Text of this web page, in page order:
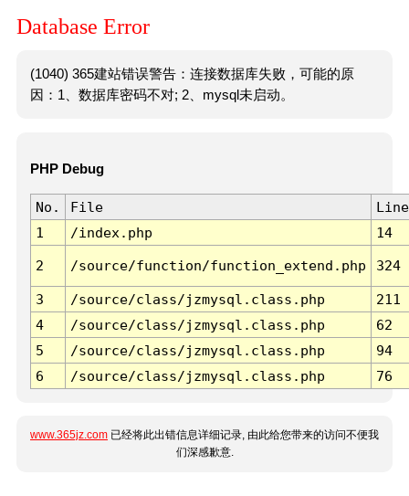
Database Error
(1040) 365建站错误警告：连接数据库失败，可能的原
因：1、数据库密码不对; 2、mysql未启动。
PHP Debug
No. File
Line
1
/index.php 14
2 /source/function/function_extend.php 324
3 /source/class/jzmysql.class.php
211
4
/source/class/jzmysql.class.php
62
5
/source/class/jzmysql.class.php
94
6
/source/class/jzmysql.class.php 76
www.365jz.com 已经将此出错信息详细记录, 由此给您带来的访问不便我
们深感歉意.